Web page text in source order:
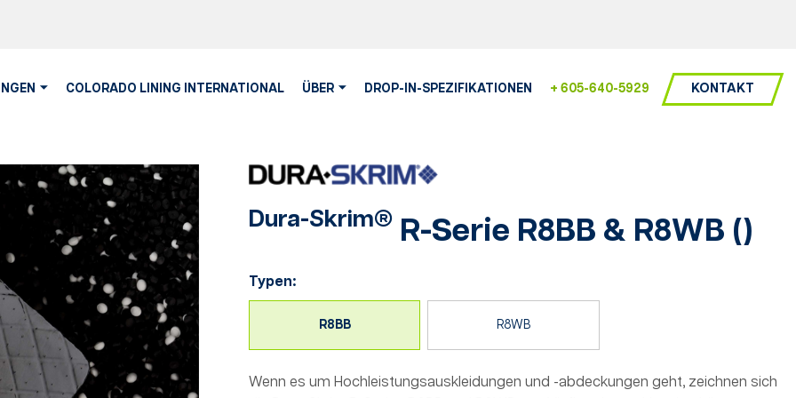
COLORADO LINING INTERNATIONAL ÜBER DROP-IN-SPEZIFIKATIONEN + 605-640-5929 KONTAKT
Dura-Skrim® R-Serie R8BB & R8WB ()
Typen:
R8BB R8WB
Wenn es um Hochleistungsauskleidungen und -abdeckungen geht, zeichnen sich